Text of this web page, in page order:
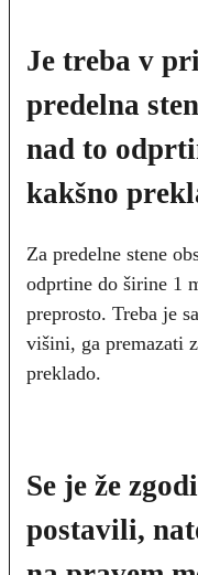
Je treba v
predelna
nad to
kakšno
Za predelne stene
odprtine do širine 1
preprosto. Treba je
višini, ga premazati
preklado.
Se je že
postavili,